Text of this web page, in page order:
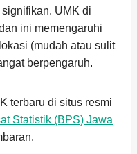
UMK di
ini memengaruhi
(mudah atau sulit
berpengaruh.
terbaru di situs resmi
Statistik (BPS) Jawa